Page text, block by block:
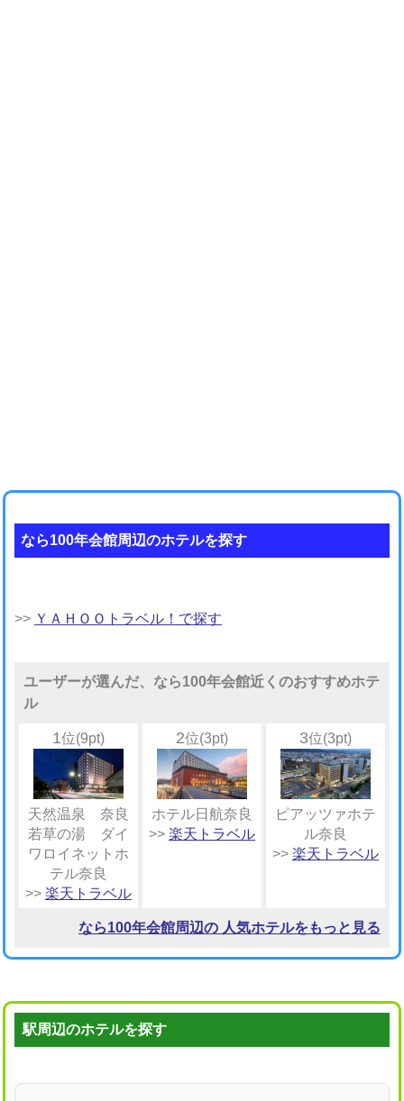
なら100年会館周辺のホテルを探す
>> ＹＡＨＯＯトラベル！で探す
ユーザーが選んだ、なら100年会館近くのおすすめホテ
ル
1位(9pt)
天然温泉 奈良
若草の湯 ダイ
ワロイネットホ
テル奈良
>> 楽天トラベル
2位(3pt)
ホテル日航奈良
>> 楽天トラベル
3位(3pt)
ピアッツァホテ
ル奈良
>> 楽天トラベル
なら100年会館周辺の 人気ホテルをもっと見る
駅周辺のホテルを探す